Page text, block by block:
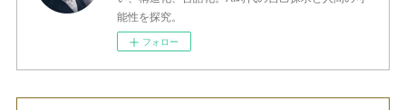
能性を探究。
フォロー